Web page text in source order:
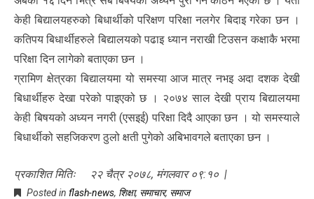
केही बिद्यालयहरुको बिधार्थीको परिक्षण परिक्षा नलगेर बिदाइ गरेका छन ।
कतिपय बिधार्थीहरुले बिद्यालयको पढाइ ध्यान नराखी टिउसन कक्षाकै भरमा
परिक्षा दिन लागेको बताएका छन ।
ग्रामिण क्षेत्रका बिद्यालयमा यो समस्या आज मात्र नभइ अदा दशक देखी
बिधार्थीहरु देखा परेको पाइएको छ । २०७४ साल देखी प्राय बिद्यालयमा
केही बिषयको अध्यन नगरी (एसइई) परिक्षा दिदै आएका छन । यो समस्याले
बिधार्थीको सहजिकरण ठुलो क्षती पुगेको अबिभावगले बताएका छन ।
प्रकाशित मितिः २२ चैत्र २०७८, मंगलवार ०९:१० |
Posted in flash-news, शिक्षा, समाचार, समाज